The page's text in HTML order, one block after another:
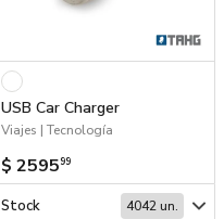
USB Car Charger
Viajes | Tecnología
$ 259599
Stock 4042 un.